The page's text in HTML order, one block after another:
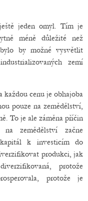
jeden omyl. Tím je
méně důležité než
by možné vysvětlit
zemí
každou cenu je obhajoba
pouze na zemědělství,
To je ale záměna příčin
zemědělství začne
k investicím do
produkci, jak
protože
protože je